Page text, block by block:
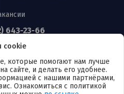
643-23-66
и детей в Московском районе, г.
характер. Размещенная на сайте
офертой, подлежит изменению юр.
порядке.
cookie
которые помогают нам лучше
сайте, и делать его удобнее.
с нашими партнёрами,
Ознакомиться с политикой